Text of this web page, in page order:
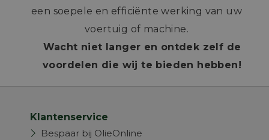
een soepele en efficiënte werking van uw
voertuig of machine.
Wacht niet langer en ontdek zelf de
voordelen die wij te bieden hebben!
Klantenservice
Bespaar bij OlieOnline